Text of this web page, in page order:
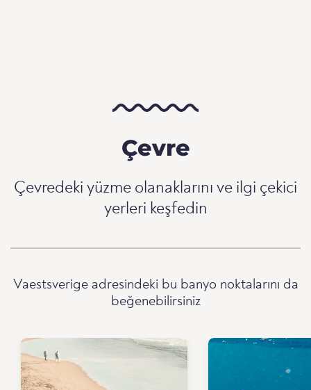
Çevre
Çevredeki yüzme olanaklarını ve ilgi çekici
yerleri keşfedin
Vaestsverige adresindeki bu banyo noktalarını da
beğenebilirsiniz